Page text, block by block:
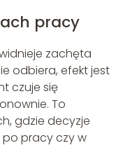
pracy
zachęta
odbiera, efekt jest
czuje się
To
gdzie decyzje
pracy czy w